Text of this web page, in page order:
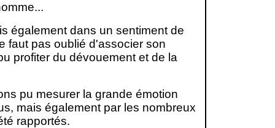
également dans un sentiment de
faut pas oublié d'associer son
profiter du dévouement et de la
pu mesurer la grande émotion
mais également par les nombreux
rapportés.